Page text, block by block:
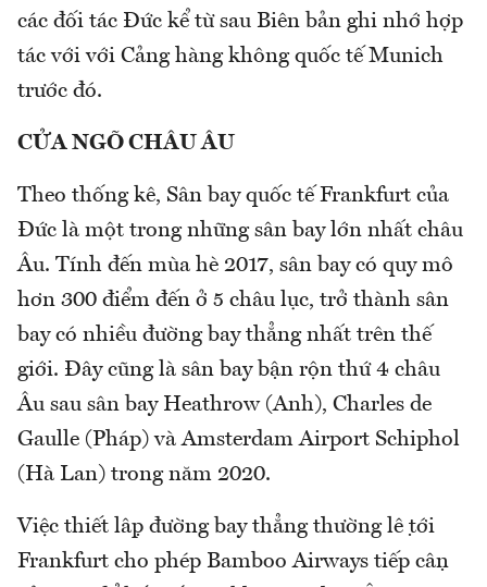
các đối tác Đức kể từ sau Biên bản ghi nhớ hợp
tác với với Cảng hàng không quốc tế Munich
trước đó.
CỬA NGÕ CHÂU ÂU
Theo thống kê, Sân bay quốc tế Frankfurt của
Đức là một trong những sân bay lớn nhất châu
Âu. Tính đến mùa hè 2017, sân bay có quy mô
hơn 300 điểm đến ở 5 châu lục, trở thành sân
bay có nhiều đường bay thẳng nhất trên thế
giới. Đây cũng là sân bay bận rộn thứ 4 châu
Âu sau sân bay Heathrow (Anh), Charles de
Gaulle (Pháp) và Amsterdam Airport Schiphol
(Hà Lan) trong năm 2020.
Việc thiết lập đường bay thẳng thường lệ tới
Frankfurt cho phép Bamboo Airways tiếp cận